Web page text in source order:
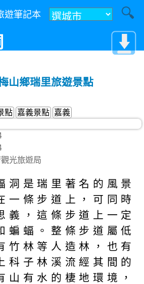
遊筆記本
山鄉瑞里旅遊景點
點 嘉義景點 嘉義
光旅遊局
洞是瑞里著名的風景
一條步道上，可同時
義，這條步道上一定
蝙蝠。整條步道屬低
竹林等人造林，也有
科子林溪流經其間的
山有水的棲地環境，